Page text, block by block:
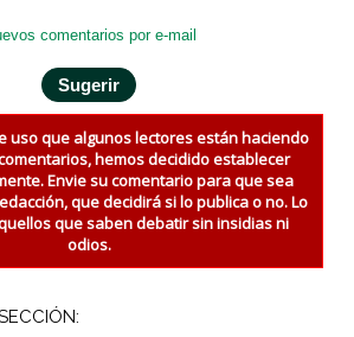
comentarios por e-mail
uso que algunos lectores están haciendo
hemos decidido establecer
Envie su comentario para que sea
que decidirá si lo publica o no. Lo
que saben debatir sin insidias ni
odios.